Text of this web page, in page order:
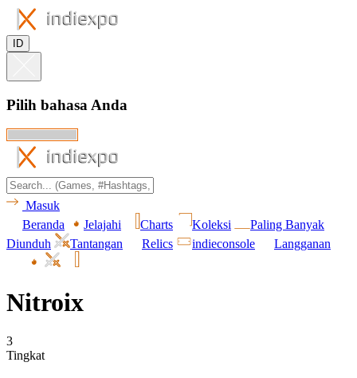
ID
Pilih bahasa Anda
Masuk
Beranda
Jelajahi Charts Koleksi
Paling Banyak
Diunduh
Tantangan Relics indieconsole Langganan
Nitroix
3
Tingkat